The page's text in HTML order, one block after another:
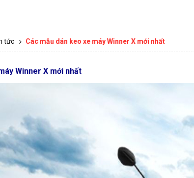
tức Các mẫu dán keo xe máy Winner X mới nhất
Winner X mới nhất